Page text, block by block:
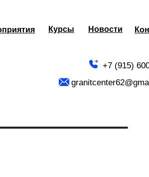
Новости
+7 (915)
Курсы